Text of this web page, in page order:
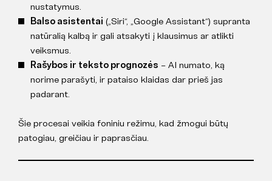
nustatymus.
Balso asistentai („Siri“, „Google Assistant“) supranta
natūralią kalbą ir gali atsakyti į klausimus ar atlikti
veiksmus.
Rašybos ir teksto prognozės – AI numato, ką
norime parašyti, ir pataiso klaidas dar prieš jas
padarant.
Šie procesai veikia foniniu režimu, kad žmogui būtų
patogiau, greičiau ir paprasčiau.